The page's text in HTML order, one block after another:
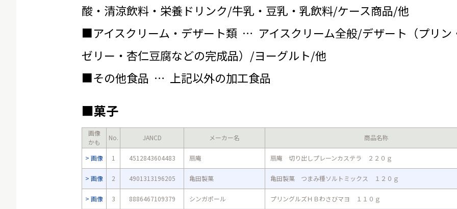
酸・清涼飲料・栄養ドリンク/牛乳・豆乳・乳飲料/ケース商品/他
■アイスクリーム・デザート類 … アイスクリーム全般/デザート（プリン
ゼリー・杏仁豆腐などの完成品）/ヨーグルト/他
■その他食品 … 上記以外の加工食品
■菓子
画像
かも
No. JANCD メーカー名 商品名称
画像 1 4512843604483 扇庵 扇庵 切り出しプレーンカステラ ２２０ｇ
画像 2 4901313196205 亀田製菓 亀田製菓 つまみ種ソルトミックス １２０ｇ
画像 3 8886467109379 シンガポール プリングルズＨＢわさびマヨ １１０ｇ